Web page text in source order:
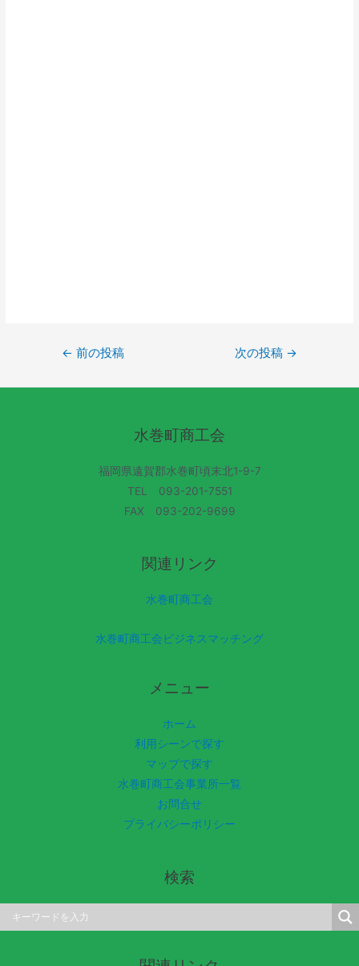
← 前の投稿 次の投稿 →
水巻町商工会
福岡県遠賀郡水巻町頃末北1-9-7
TEL 093-201-7551
FAX 093-202-9699
関連リンク
水巻町商工会
水巻町商工会ビジネスマッチング
メニュー
ホーム
利用シーンで探す
マップで探す
水巻町商工会事業所一覧
お問合せ
プライバシーポリシー
検索